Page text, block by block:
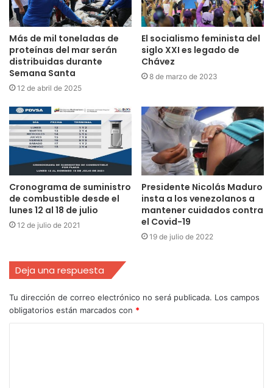
Más de mil toneladas de
proteínas del mar serán
distribuidas durante
Semana Santa
12 de abril de 2025
El socialismo feminista del
siglo XXI es legado de
Chávez
8 de marzo de 2023
Cronograma de suministro
de combustible desde el
lunes 12 al 18 de julio
12 de julio de 2021
Presidente Nicolás Maduro
insta a los venezolanos a
mantener cuidados contra
el Covid-19
19 de julio de 2022
Deja una respuesta
Tu dirección de correo electrónico no será publicada. Los campos
obligatorios están marcados con *